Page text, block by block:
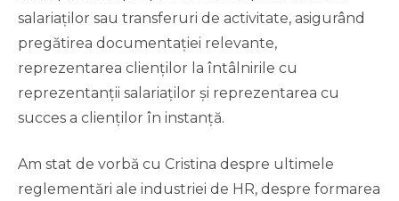
salariaților sau transferuri de activitate, asigurând
pregătirea documentației relevante,
reprezentarea clienților la întâlnirile cu
reprezentanții salariaților și reprezentarea cu
succes a clienților în instanță.
Am stat de vorbă cu Cristina despre ultimele
reglementări ale industriei de HR, despre formarea